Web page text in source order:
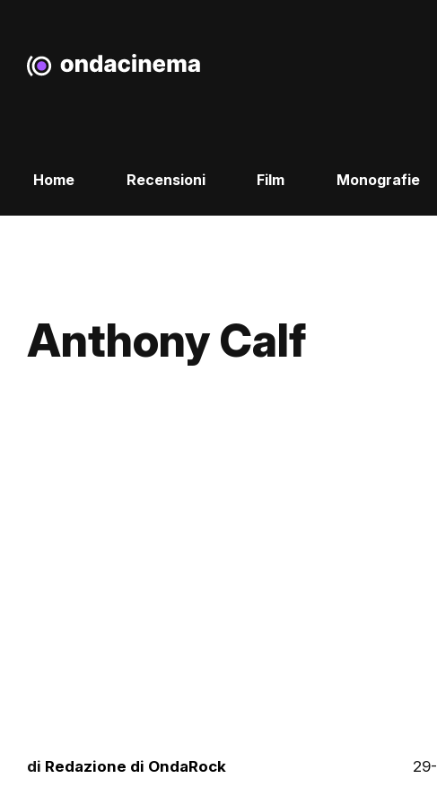
Home Recensioni Film Monografie
Anthony Calf
di Redazione di OndaRock